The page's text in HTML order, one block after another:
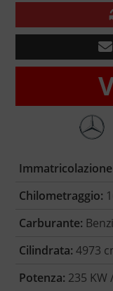
Chilometraggio:
Carburante:
Cilindrata: 4973
Potenza: 235 KW